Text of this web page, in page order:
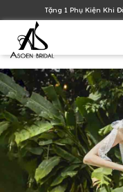
Tặng 1 Phụ Kiện Khi